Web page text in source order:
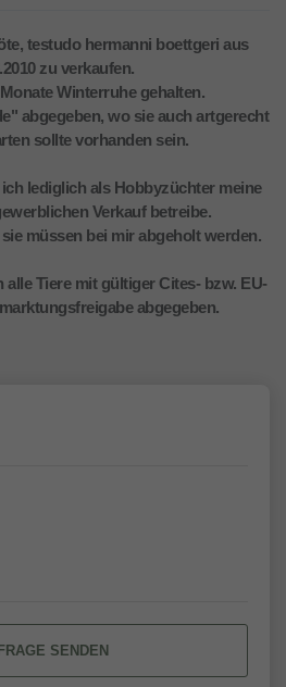
testudo hermanni boettgeri aus
zu verkaufen.
Winterruhe gehalten.
abgegeben, wo sie auch artgerecht
sollte vorhanden sein.
lediglich als Hobbyzüchter meine
Verkauf betreibe.
müssen bei mir abgeholt werden.
Tiere mit gültiger Cites- bzw. EU-
abgegeben.
SENDEN